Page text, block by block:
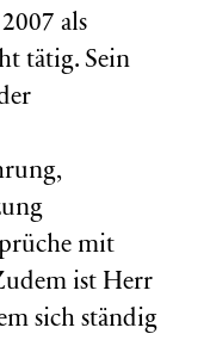
als
tätig. Sein
mit
ist Herr
sich ständig